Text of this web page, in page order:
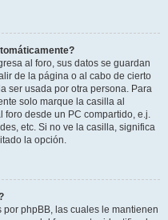
al foro, sus datos se guardan
de la página o al cabo de cierto
ser usada por otra persona. Para
solo marque la casilla al
foro desde un PC compartido, e.j.
etc. Si no ve la casilla, significa
la opción.
por phpBB, las cuales le mantienen